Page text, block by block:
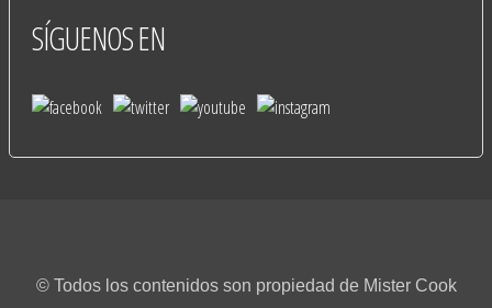
SÍGUENOSEN
© Todos los contenidos son propiedad de Mister Cook